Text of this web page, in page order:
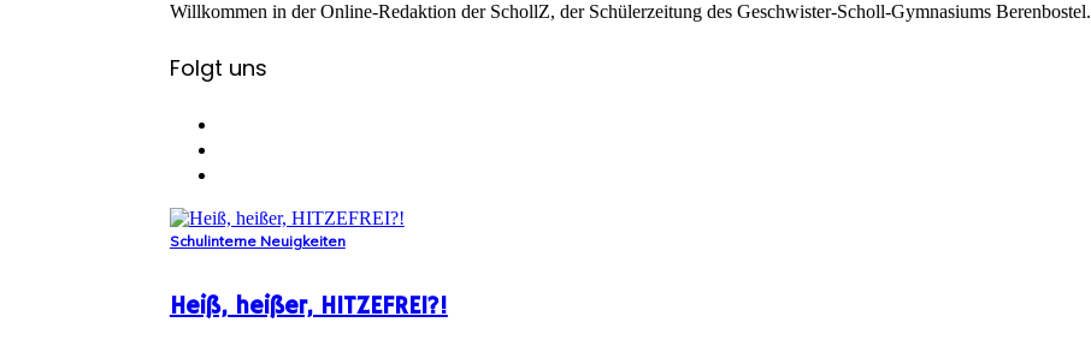
Willkommen in der Online-Redaktion der SchollZ, der Schülerzeitung des Geschwister-Scholl-Gymnasiums Berenbostel.
Folgt uns
Schulinterne Neuigkeiten
Heiß, heißer, HITZEFREI?!